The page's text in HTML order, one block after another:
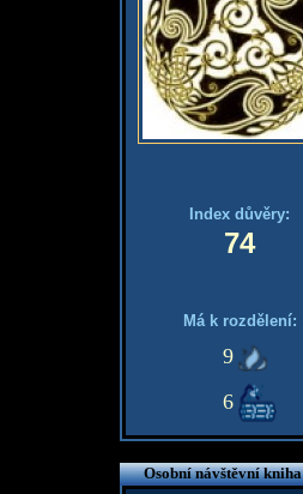
Index důvěry:
74
Má k rozdělení:
9
6
Osobní návštěvní kniha